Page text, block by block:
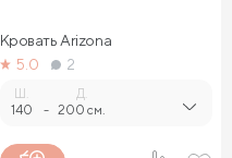
Кровать Arizona
5.0
2
140 -
Д.
200 см.